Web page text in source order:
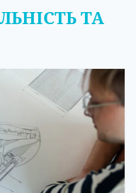
ТА